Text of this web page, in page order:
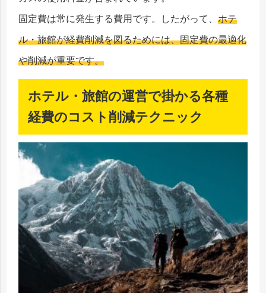
固定費は常に発生する費用です。したがって、ホテ
ル・旅館が経費削減を図るためには、固定費の最適化
や削減が重要です。
ホテル・旅館の運営で掛かる各種
経費のコスト削減テクニック